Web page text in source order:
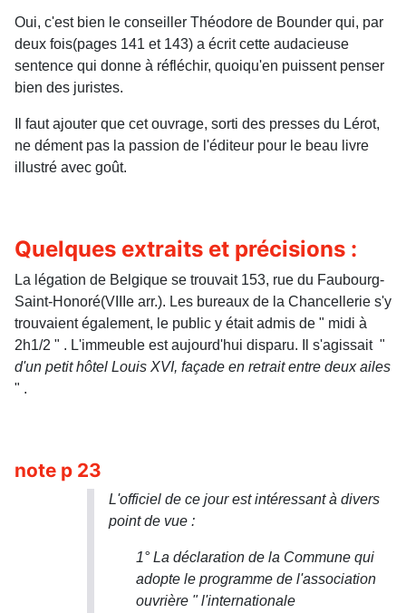
Oui, c'est bien le conseiller Théodore de Bounder qui, par
deux fois(pages 141 et 143) a écrit cette audacieuse
sentence qui donne à réfléchir, quoiqu'en puissent penser
bien des juristes.
Il faut ajouter que cet ouvrage, sorti des presses du Lérot,
ne dément pas la passion de l'éditeur pour le beau livre
illustré avec goût.
Quelques extraits et précisions :
La légation de Belgique se trouvait 153, rue du Faubourg-
Saint-Honoré(VIIIe arr.). Les bureaux de la Chancellerie s'y
trouvaient également, le public y était admis de " midi à
2h1/2 " . L'immeuble est aujourd'hui disparu. Il s'agissait "
d'un petit hôtel Louis XVI, façade en retrait entre deux ailes
" .
note p 23
L'officiel de ce jour est intéressant à divers
point de vue :
1° La déclaration de la Commune qui
adopte le programme de l'association
ouvrière " l'internationale